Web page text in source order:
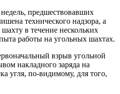
предшествовавших
технического надзора, а
в течение нескольких
работы на угольных шахтах.
взрыв угольной
накладного заряда на
угля, по-видимому, для того,